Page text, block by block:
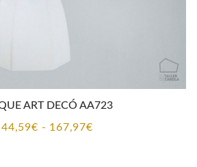
ART DECÓ AA723
€ - 167,97€Rango